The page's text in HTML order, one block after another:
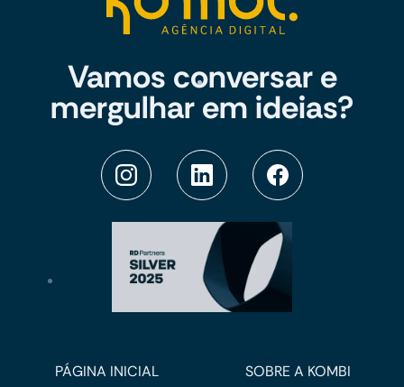
Vamos conversar e
mergulhar em ideias?
PÁGINA INICIAL SOBRE A KOMBI